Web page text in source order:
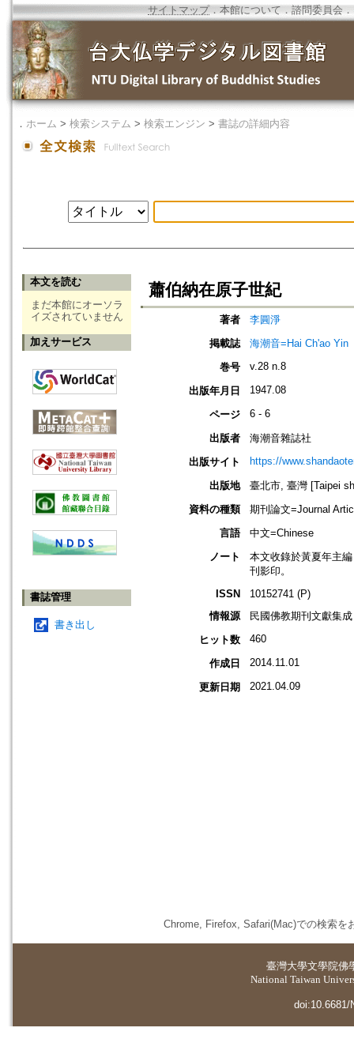
サイトマップ．本館について ． 諮問委員会 ．
． ホーム > 検索システム > 検索エンジン > 書誌の詳細内容
本文を読む
まだ本館にオーソラ
イズされていません
加えサービス
書誌管理
書き出し
蕭伯納在原子世紀
著者
李圓淨
掲載誌
海潮音=Hai Ch'ao Yin
巻号
v.28 n.8
出版年月日 1947.08
ページ 6 - 6
出版者
海潮音雜誌社
出版サイト
https://
出版地
臺北市, 臺灣 [Taipei
資料の種類
期刊論文=Journal
言語
中文=Chinese
ノート
本文收錄於黃夏年主
刊影印。
ISSN
10152741 (P)
情報源
民國佛教期刊文獻集
ヒット数
460
作成日 2014.11.01
更新日期 2021.04.09
Chrome, Firefox, Safari(Mac)での検索を
臺灣大學文學院佛
National Taiwan
doi:10.6681/